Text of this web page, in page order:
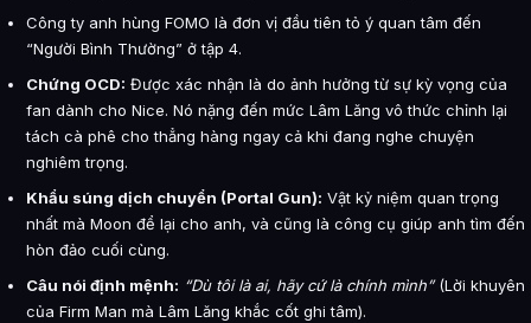
Công ty anh hùng FOMO là đơn vị đầu tiên tỏ ý quan tâm đến
“Người Bình Thường” ở tập 4.
Chứng OCD: Được xác nhận là do ảnh hưởng từ sự kỳ vọng của
fan dành cho Nice. Nó nặng đến mức Lâm Lăng vô thức chỉnh lại
tách cà phê cho thẳng hàng ngay cả khi đang nghe chuyện
nghiêm trọng.
Khẩu súng dịch chuyển (Portal Gun): Vật kỷ niệm quan trọng
nhất mà Moon để lại cho anh, và cũng là công cụ giúp anh tìm đến
hòn đảo cuối cùng.
Câu nói định mệnh: “Dù tôi là ai, hãy cứ là chính mình”(Lời khuyên
của Firm Man mà Lâm Lăng khắc cốt ghi tâm).